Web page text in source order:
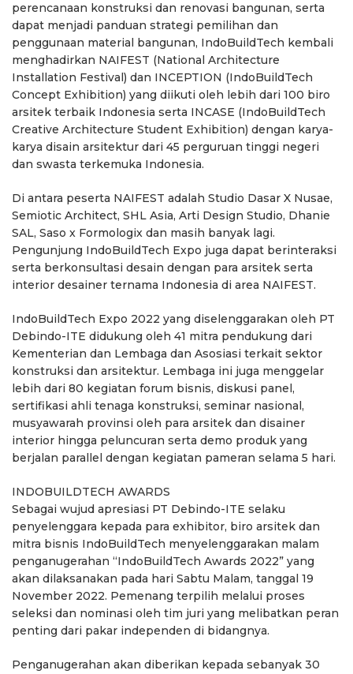
perencanaan konstruksi dan renovasi bangunan, serta
dapat menjadi panduan strategi pemilihan dan
penggunaan material bangunan, IndoBuildTech kembali
menghadirkan NAIFEST (National Architecture
Installation Festival) dan INCEPTION (IndoBuildTech
Concept Exhibition) yang diikuti oleh lebih dari 100 biro
arsitek terbaik Indonesia serta INCASE (IndoBuildTech
Creative Architecture Student Exhibition) dengan karya-
karya disain arsitektur dari 45 perguruan tinggi negeri
dan swasta terkemuka Indonesia.
Di antara peserta NAIFEST adalah Studio Dasar X Nusae,
Semiotic Architect, SHL Asia, Arti Design Studio, Dhanie
SAL, Saso x Formologix dan masih banyak lagi.
Pengunjung IndoBuildTech Expo juga dapat berinteraksi
serta berkonsultasi desain dengan para arsitek serta
interior desainer ternama Indonesia di area NAIFEST.
IndoBuildTech Expo 2022 yang diselenggarakan oleh PT
Debindo-ITE didukung oleh 41 mitra pendukung dari
Kementerian dan Lembaga dan Asosiasi terkait sektor
konstruksi dan arsitektur. Lembaga ini juga menggelar
lebih dari 80 kegiatan forum bisnis, diskusi panel,
sertifikasi ahli tenaga konstruksi, seminar nasional,
musyawarah provinsi oleh para arsitek dan disainer
interior hingga peluncuran serta demo produk yang
berjalan parallel dengan kegiatan pameran selama 5 hari.
INDOBUILDTECH AWARDS
Sebagai wujud apresiasi PT Debindo-ITE selaku
penyelenggara kepada para exhibitor, biro arsitek dan
mitra bisnis IndoBuildTech menyelenggarakan malam
penganugerahan “IndoBuildTech Awards 2022” yang
akan dilaksanakan pada hari Sabtu Malam, tanggal 19
November 2022. Pemenang terpilih melalui proses
seleksi dan nominasi oleh tim juri yang melibatkan peran
penting dari pakar independen di bidangnya.
Penganugerahan akan diberikan kepada sebanyak 30